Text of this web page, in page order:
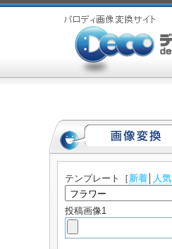
テンプレート ［新着 人気
投稿画像1